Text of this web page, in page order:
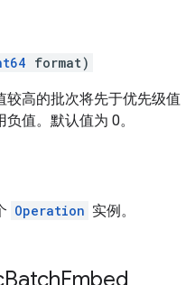
format)
高的批次将先于优先级值
值。默认值为 0。
Operation 实例。
BatchEmbed